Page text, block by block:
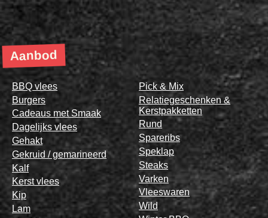
Aanbod
BBQ vlees
Burgers
Cadeaus met Smaak
Dagelijks vlees
Gehakt
Gekruid / gemarineerd
Kalf
Kerst vlees
Kip
Lam
Pick & Mix
Relatiegeschenken &
Kerstpakketten
Rund
Spareribs
Speklap
Steaks
Varken
Vleeswaren
Wild